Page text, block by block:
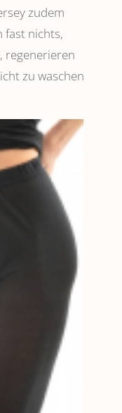
zudem
fast nichts,
regenerieren
zu waschen